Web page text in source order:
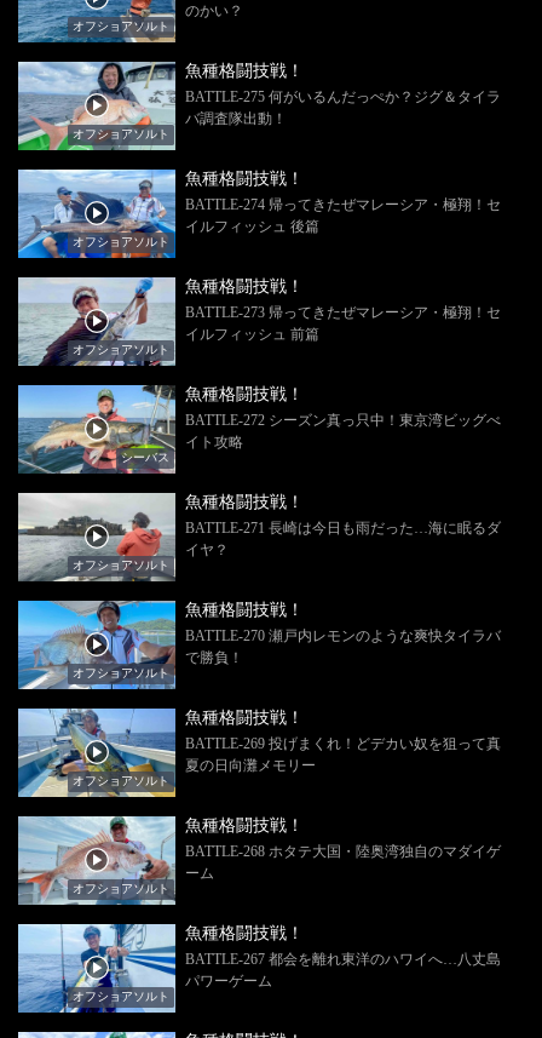
オフショアソルト
のかい？
オフショアソルト
魚種格闘技戦！
BATTLE-275 何がいるんだっぺか？ジグ＆タイラ
バ調査隊出動！
オフショアソルト
魚種格闘技戦！
BATTLE-274 帰ってきたぜマレーシア・極翔！セ
イルフィッシュ 後篇
オフショアソルト
魚種格闘技戦！
BATTLE-273 帰ってきたぜマレーシア・極翔！セ
イルフィッシュ 前篇
シーバス
魚種格闘技戦！
BATTLE-272 シーズン真っ只中！東京湾ビッグべ
イト攻略
オフショアソルト
魚種格闘技戦！
BATTLE-271 長崎は今日も雨だった…海に眠るダ
イヤ？
オフショアソルト
魚種格闘技戦！
BATTLE-270 瀬戸内レモンのような爽快タイラバ
で勝負！
オフショアソルト
魚種格闘技戦！
BATTLE-269 投げまくれ！どデカい奴を狙って真
夏の日向灘メモリー
オフショアソルト
魚種格闘技戦！
BATTLE-268 ホタテ大国・陸奥湾独自のマダイゲ
ーム
オフショアソルト
魚種格闘技戦！
BATTLE-267 都会を離れ東洋のハワイへ…八丈島
パワーゲーム